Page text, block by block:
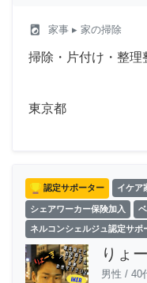
local_laundry_service 家事 ▸ 家の掃除
掃除・片付け・整理
東京都
認定サポーター イケア
シェアワーカー保険加入
ネルコンシェルジュ認定サポ
りょ
男性 / 40